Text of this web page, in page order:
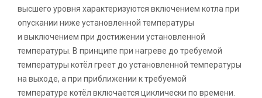
высшего уровня характеризуются включением котла при
опускании ниже установленной температуры
и выключением при достижении установленной
температуры. В принципе при нагреве до требуемой
температуры котёл греет до установленной температуры
на выходе, а при приближении к требуемой
температуре котёл включается циклически по времени.